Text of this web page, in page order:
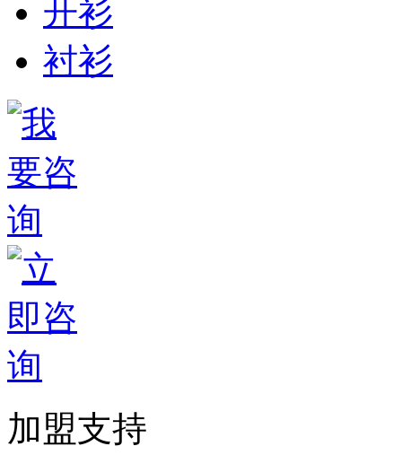
开衫
衬衫
加盟支持